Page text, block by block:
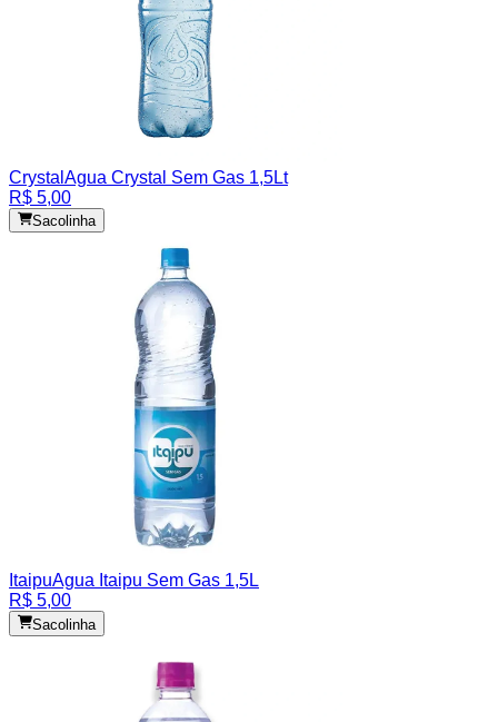
Crystal Agua Crystal Sem Gas 1,5Lt
R$ 5,00
Sacolinha
ItaipuAgua Itaipu Sem Gas 1,5L
R$ 5,00
Sacolinha